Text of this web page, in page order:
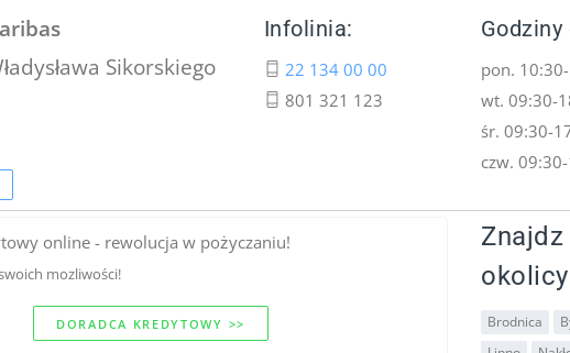
Sikorskiego
Infolinia:
22 134 00 00
801 321 123
pon.
wt. 09:30-
śr. 09:30-
czw.
online - rewolucja w pożyczaniu!
mozliwości!
DORADCA KREDYTOWY >>
Znajdz
okolicy
Brodnica